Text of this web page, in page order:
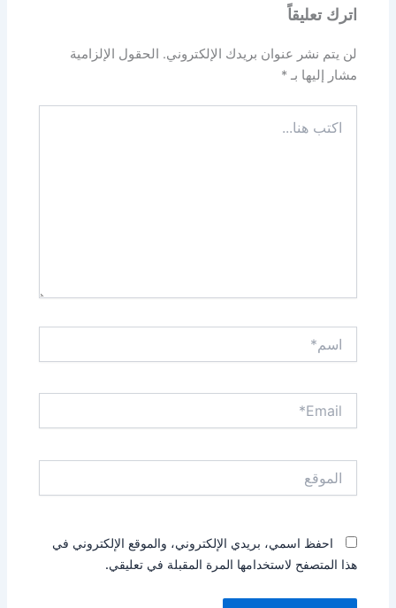
اترك تعليقاً
لن يتم نشر عنوان بريدك الإلكتروني. الحقول الإلزامية
مشار إليها بـ*
هنا...
احفظ اسمي، بريدي الإلكتروني، والموقع الإلكتروني في
هذا المتصفح لاستخدامها المرة المقبلة في تعليقي.